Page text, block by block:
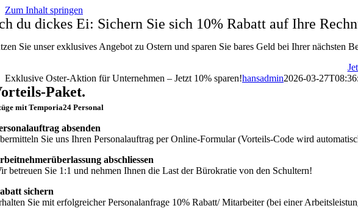
Zum Inhalt springen
du dickes Ei: Sichern Sie sich 10% Rabatt auf Ihre
Sie unser exklusives Angebot zu Ostern und sparen Sie bares Geld bei Ihrer nächsten
Exklusive Oster-Aktion für Unternehmen – Jetzt 10% sparen!hansadmin2026-03-
Paket.
mit Temporia24 Personal
absenden
Sie uns Ihren Personalauftrag per Online-Formular (Vorteils-Code wird
abschliessen
betreuen Sie 1:1 und nehmen Ihnen die Last der Bürokratie von den Schultern!
sichern
Sie mit erfolgreicher Personalanfrage 10% Rabatt/ Mitarbeiter (bei einer